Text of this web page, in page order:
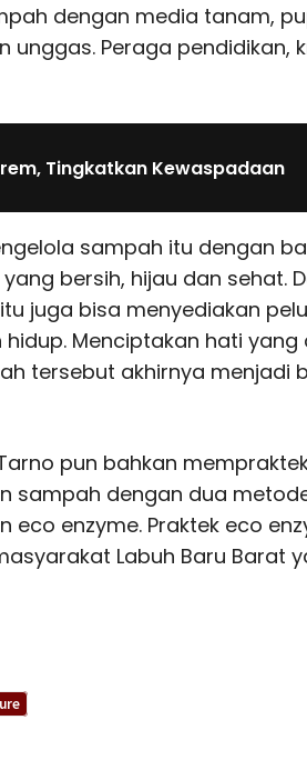
dengan media tanam,
unggas. Peraga pendidikan,
Tingkatkan Kewaspadaan
sampah itu dengan
bersih, hijau dan sehat.
juga bisa menyediakan
Menciptakan hati yang
tersebut akhirnya menjadi
pun bahkan
sampah dengan dua
enzyme. Praktek eco
Labuh Baru Barat